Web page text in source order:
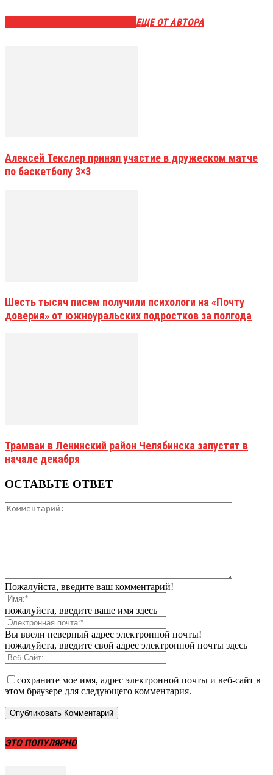
ЕЩЕ ОТ АВТОРА
Алексей Текслер принял участие в дружеском матче
по баскетболу 3×3
Шесть тысяч писем получили психологи на «Почту
доверия» от южноуральских подростков за полгода
Трамваи в Ленинский район Челябинска запустят в
начале декабря
ОСТАВЬТЕ ОТВЕТ
Пожалуйста, введите ваш комментарий!
пожалуйста, введите ваше имя здесь
Вы ввели неверный адрес электронной почты!
пожалуйста, введите свой адрес электронной почты здесь
сохраните мое имя, адрес электронной почты и веб-сайт в
этом браузере для следующего комментария.
ЭТО ПОПУЛЯРНО